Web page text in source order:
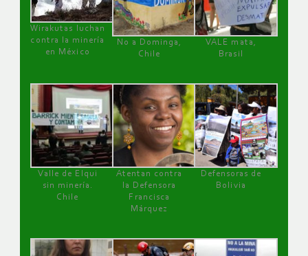
Wirakutas luchan
contra la minería
en México
No a Dominga,
Chile
VALE mata,
Brasil
Valle de Elqui
sin minería.
Chile
Atentan contra
la Defensora
Francisca
Márquez
Defensoras de
Bolivia